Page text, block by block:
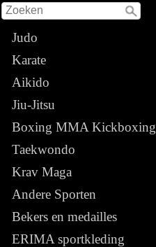
Judo
Karate
Aikido
Jiu-Jitsu
Boxing MMA Kickboxing
Taekwondo
Krav Maga
Andere Sporten
Bekers en medailles
ERIMA sportkleding